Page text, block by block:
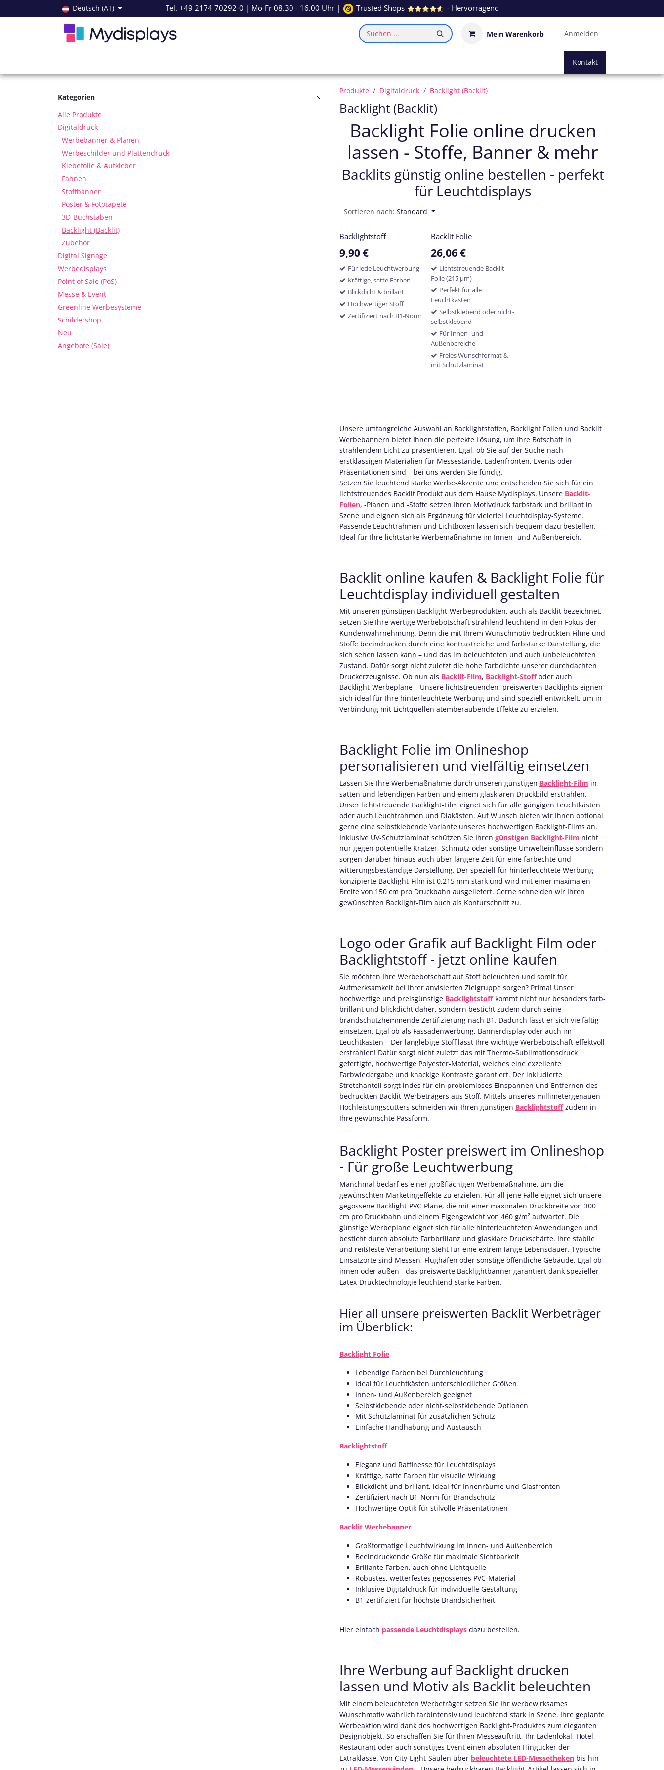
Zum Inhalt springen Deutsch (AT) Tel. +49 2174 70292-0 | Mo-Fr 08.30 - 16.00 Uhr | Trusted Shops - Hervorragend
Suchen ... Mein Warenkorb Anmelden
Kontakt
Kategorien
Alle Produkte
Digitaldruck
Werbebanner & Planen
Werbeschilder und Plattendruck
Klebefolie & Aufkleber
Fahnen
Stoffbanner
Poster & Fototapete
3D-Buchstaben
Backlight (Backlit)
Zubehör
Digital Signage
Werbedisplays
Point of Sale (PoS)
Messe & Event
Greenline Werbesysteme
Schildershop
Neu
Angebote (Sale)
Produkte Digitaldruck Backlight (Backlit)
Backlight (Backlit)
Backlight Folie online drucken
lassen - Stoffe, Banner & mehr
Backlits günstig online bestellen - perfekt
für Leuchtdisplays
Sortieren nach: Standard
Backlightstoff
9,90€
Für jede Leuchtwerbung
Kräftige, satte Farben
Blickdicht & brillant
Hochwertiger Stoff
Zertifiziert nach B1-Norm
Backlit Folie
26,06€
Lichtstreuende Backlit
Folie (215 µm)
Perfekt für alle
Leuchtkästen
Selbstklebend oder nicht-
selbstklebend
Für Innen- und
Außenbereiche
Freies Wunschformat &
mit Schutzlaminat
Unsere umfangreiche Auswahl an Backlightstoffen, Backlight Folien und Backlit
Werbebannern bietet Ihnen die perfekte Lösung, um Ihre Botschaft in
strahlendem Licht zu präsentieren. Egal, ob Sie auf der Suche nach
erstklassigen Materialien für Messestände, Ladenfronten, Events oder
Präsentationen sind – bei uns werden Sie fündig.
Setzen Sie leuchtend starke Werbe-Akzente und entscheiden Sie sich für ein
lichtstreuendes Backlit Produkt aus dem Hause Mydisplays. Unsere Backlit-
Folien, -Planen und -Stoffe setzen Ihren Motivdruck farbstark und brillant in
Szene und eignen sich als Ergänzung für vielerlei Leuchtdisplay-Systeme.
Passende Leuchtrahmen und Lichtboxen lassen sich bequem dazu bestellen.
Ideal für Ihre lichtstarke Werbemaßnahme im Innen- und Außenbereich.
Backlit online kaufen & Backlight Folie für
Leuchtdisplay individuell gestalten
Mit unseren günstigen Backlight-Werbeprodukten, auch als Backlit bezeichnet,
setzen Sie Ihre wertige Werbebotschaft strahlend leuchtend in den Fokus der
Kundenwahrnehmung. Denn die mit Ihrem Wunschmotiv bedruckten Filme und
Stoffe beeindrucken durch eine kontrastreiche und farbstarke Darstellung, die
sich sehen lassen kann – und das im beleuchteten und auch unbeleuchteten
Zustand. Dafür sorgt nicht zuletzt die hohe Farbdichte unserer durchdachten
Druckerzeugnisse. Ob nun als Backlit-Film, Backlight-Stoffoder auch
Backlight-Werbeplane – Unsere lichtstreuenden, preiswerten Backlights eignen
sich ideal für Ihre hinterleuchtete Werbung und sind speziell entwickelt, um in
Verbindung mit Lichtquellen atemberaubende Effekte zu erzielen.
Backlight Folie im Onlineshop
personalisieren und vielfältig einsetzen
Lassen Sie Ihre Werbemaßnahme durch unseren günstigen Backlight-Film in
satten und lebendigen Farben und einem glasklaren Druckbild erstrahlen.
Unser lichtstreuende Backlight-Film eignet sich für alle gängigen Leuchtkästen
oder auch Leuchtrahmen und Diakästen. Auf Wunsch bieten wir Ihnen optional
gerne eine selbstklebende Variante unseres hochwertigen Backlight-Films an.
Inklusive UV-Schutzlaminat schützen Sie Ihren günstigen Backlight-Film nicht
nur gegen potentielle Kratzer, Schmutz oder sonstige Umwelteinflüsse sondern
sorgen darüber hinaus auch über längere Zeit für eine farbechte und
witterungsbeständige Darstellung. Der speziell für hinterleuchtete Werbung
konzipierte Backlight-Film ist 0,215 mm stark und wird mit einer maximalen
Breite von 150 cm pro Druckbahn ausgeliefert. Gerne schneiden wir Ihren
gewünschten Backlight-Film auch als Konturschnitt zu.
Logo oder Grafik auf Backlight Film oder
Backlightstoff - jetzt online kaufen
Sie möchten Ihre Werbebotschaft auf Stoff beleuchten und somit für
Aufmerksamkeit bei Ihrer anvisierten Zielgruppe sorgen? Prima! Unser
hochwertige und preisgünstige Backlightstoffkommt nicht nur besonders farb-
brillant und blickdicht daher, sondern besticht zudem durch seine
brandschutzhemmende Zertifizierung nach B1. Dadurch lässt er sich vielfältig
einsetzen. Egal ob als Fassadenwerbung, Bannerdisplay oder auch im
Leuchtkasten – Der langlebige Stoff lässt Ihre wichtige Werbebotschaft effektvoll
erstrahlen! Dafür sorgt nicht zuletzt das mit Thermo-Sublimationsdruck
gefertigte, hochwertige Polyester-Material, welches eine exzellente
Farbwiedergabe und knackige Kontraste garantiert. Der inkludierte
Stretchanteil sorgt indes für ein problemloses Einspannen und Entfernen des
bedruckten Backlit-Werbeträgers aus Stoff. Mittels unseres millimetergenauen
Hochleistungscutters schneiden wir Ihren günstigen Backlightstoffzudem in
Ihre gewünschte Passform.
Backlight Poster preiswert im Onlineshop
- Für große Leuchtwerbung
Manchmal bedarf es einer großflächigen Werbemaßnahme, um die
gewünschten Marketingeffekte zu erzielen. Für all jene Fälle eignet sich unsere
gegossene Backlight-PVC-Plane, die mit einer maximalen Druckbreite von 300
cm pro Druckbahn und einem Eigengewicht von 460 g/m² aufwartet. Die
günstige Werbeplane eignet sich für alle hinterleuchteten Anwendungen und
besticht durch absolute Farbbrillanz und glasklare Druckschärfe. Ihre stabile
und reißfeste Verarbeitung steht für eine extrem lange Lebensdauer. Typische
Einsatzorte sind Messen, Flughäfen oder sonstige öffentliche Gebäude. Egal ob
innen oder außen - das preiswerte Backlightbanner garantiert dank spezieller
Latex-Drucktechnologie leuchtend starke Farben.
Hier all unsere preiswerten Backlit Werbeträger
im Überblick:
Backlight Folie
Lebendige Farben bei Durchleuchtung
Ideal für Leuchtkästen unterschiedlicher Größen
Innen- und Außenbereich geeignet
Selbstklebende oder nicht-selbstklebende Optionen
Mit Schutzlaminat für zusätzlichen Schutz
Einfache Handhabung und Austausch
Backlightstoff
Eleganz und Raffinesse für Leuchtdisplays
Kräftige, satte Farben für visuelle Wirkung
Blickdicht und brillant, ideal für Innenräume und Glasfronten
Zertifiziert nach B1-Norm für Brandschutz
Hochwertige Optik für stilvolle Präsentationen
Backlit Werbebanner
Großformatige Leuchtwirkung im Innen- und Außenbereich
Beeindruckende Größe für maximale Sichtbarkeit
Brillante Farben, auch ohne Lichtquelle
Robustes, wetterfestes gegossenes PVC-Material
Inklusive Digitaldruck für individuelle Gestaltung
B1-zertifiziert für höchste Brandsicherheit
Hier einfach passende Leuchtdisplays dazu bestellen.
Ihre Werbung auf Backlight drucken
lassen und Motiv als Backlit beleuchten
Mit einem beleuchteten Werbeträger setzen Sie Ihr werbewirksames
Wunschmotiv wahrlich farbintensiv und leuchtend stark in Szene. Ihre geplante
Werbeaktion wird dank des hochwertigen Backlight-Produktes zum eleganten
Designobjekt. So erschaffen Sie für Ihren Messeauftritt, Ihr Ladenlokal, Hotel,
Restaurant oder auch sonstiges Event einen absoluten Hingucker der
Extraklasse. Von City-Light-Säulen über beleuchtete LED-Messetheken bis hin